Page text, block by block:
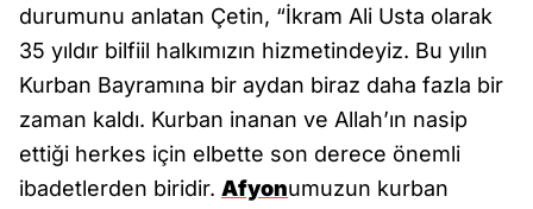
durumunu anlatan Çetin, “İkram Ali Usta olarak
35 yıldır bilfiil halkımızın hizmetindeyiz. Bu yılın
Kurban Bayramına bir aydan biraz daha fazla bir
zaman kaldı. Kurban inanan ve Allah’ın nasip
ettiği herkes için elbette son derece önemli
ibadetlerden biridir. Afyonumuzun kurban